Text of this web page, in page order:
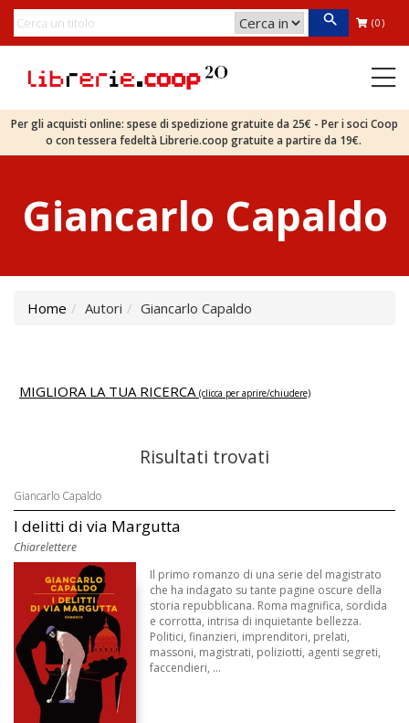
(0)
Per gli acquisti online: spese di spedizione gratuite da 25€ - Per i soci Coop
o con tessera fedeltà Librerie.coop gratuite a partire da 19€.
Giancarlo Capaldo
Home Autori Giancarlo Capaldo
MIGLIORA LA TUA RICERCA (clicca per aprire/chiudere)
Risultati trovati
Giancarlo Capaldo
I delitti di via Margutta
Chiarelettere
Il primo romanzo di una serie del magistrato
che ha indagato su tante pagine oscure della
storia repubblicana. Roma magnifica, sordida
e corrotta, intrisa di inquietante bellezza.
Politici, finanzieri, imprenditori, prelati,
massoni, magistrati, poliziotti, agenti segreti,
faccendieri, ...